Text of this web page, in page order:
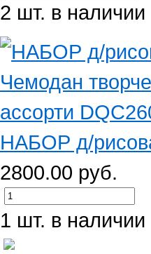
2 шт. в наличии
НАБОР д/
2800.00 руб.
1 шт. в наличии